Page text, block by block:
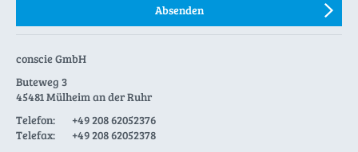
conscie GmbH
Buteweg 3
45481 Mülheim an der Ruhr
Telefon:
+49 208 62052376
Telefax:
+49 208 62052378